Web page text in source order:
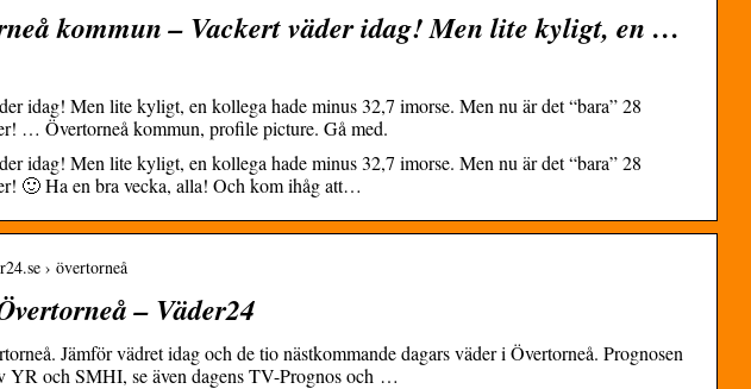
kommun – Vackert väder idag! Men lite kyligt, en …
idag! Men lite kyligt, en kollega hade minus 32,7 imorse. Men nu är det “bara” 28
… Övertorneå kommun, profile picture. Gå med.
idag! Men lite kyligt, en kollega hade minus 32,7 imorse. Men nu är det “bara” 28
🙂 Ha en bra vecka, alla! Och kom ihåg att…
› övertorneå
– Väder24
Jämför vädret idag och de tio nästkommande dagars väder i Övertorneå. Prognosen
YR och SMHI, se även dagens TV-Prognos och …